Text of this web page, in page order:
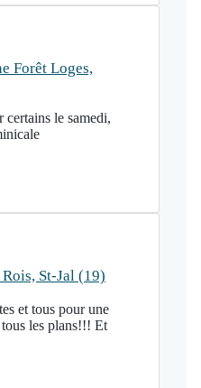
Forêt Loges,
certains le samedi,
St-Jal (19)
et tous pour une
les plans!!! Et